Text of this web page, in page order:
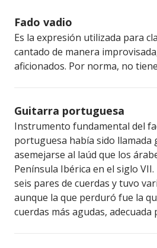
Fado vadio
Es la expresión utilizada para
cantado de manera
aficionados. Por norma, no
Guitarra portuguesa
Instrumento fundamental del
portuguesa había sido llamada
asemejarse al laúd que los
Península Ibérica en el siglo
seis pares de cuerdas y tuvo
aunque la que perduró fue la
cuerdas más agudas, adecuada